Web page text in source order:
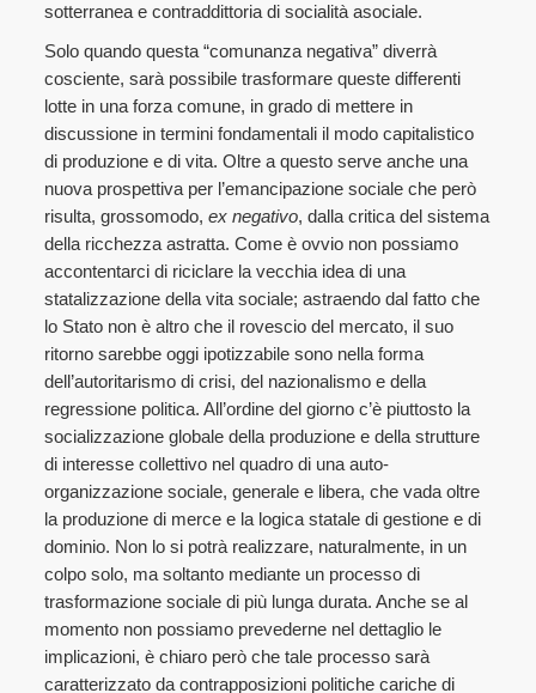
sotterranea e contraddittoria di socialità asociale.
Solo quando questa “comunanza negativa” diverrà
cosciente, sarà possibile trasformare queste differenti
lotte in una forza comune, in grado di mettere in
discussione in termini fondamentali il modo capitalistico
di produzione e di vita. Oltre a questo serve anche una
nuova prospettiva per l’emancipazione sociale che però
risulta, grossomodo,ex negativo, dalla critica del sistema
della ricchezza astratta. Come è ovvio non possiamo
accontentarci di riciclare la vecchia idea di una
statalizzazione della vita sociale; astraendo dal fatto che
lo Stato non è altro che il rovescio del mercato, il suo
ritorno sarebbe oggi ipotizzabile sono nella forma
dell’autoritarismo di crisi, del nazionalismo e della
regressione politica. All’ordine del giorno c’è piuttosto la
socializzazione globale della produzione e della strutture
di interesse collettivo nel quadro di una auto-
organizzazione sociale, generale e libera, che vada oltre
la produzione di merce e la logica statale di gestione e di
dominio. Non lo si potrà realizzare, naturalmente, in un
colpo solo, ma soltanto mediante un processo di
trasformazione sociale di più lunga durata. Anche se al
momento non possiamo prevederne nel dettaglio le
implicazioni, è chiaro però che tale processo sarà
caratterizzato da contrapposizioni politiche cariche di